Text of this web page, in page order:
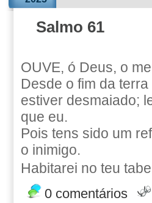
Salmo 61
OUVE, ó Deus, o
Desde o fim da
estiver desmaiado;
que eu.
Pois tens sido um
o inimigo.
Habitarei no teu
0 comentários